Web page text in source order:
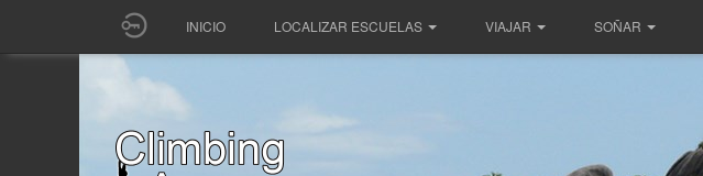
INICIO LOCALIZAR ESCUELAS VIAJAR SOÑAR